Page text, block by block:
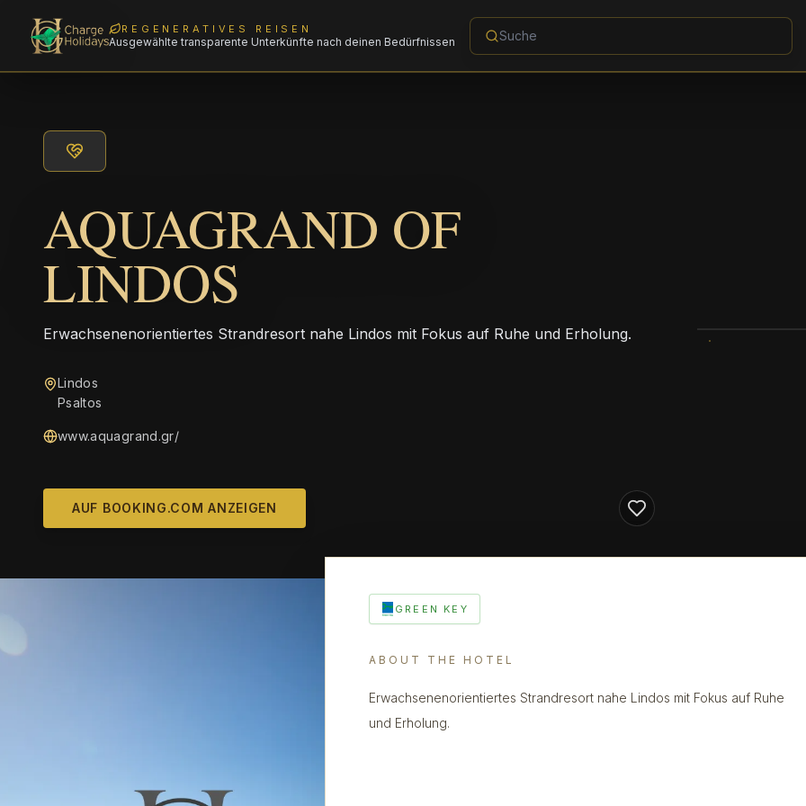
REGENERATIVES REISEN
Ausgewählte transparente Unterkünfte nach deinen Bedürfnissen
AQUAGRAND OF
LINDOS
Erwachsenenorientiertes Strandresort nahe Lindos mit Fokus auf Ruhe und Erholung.
Lindos
Psaltos
www.aquagrand.gr/
AUF BOOKING.COM ANZEIGEN
GREEN KEY
ABOUT THE HOTEL
Erwachsenenorientiertes Strandresort nahe Lindos mit Fokus auf Ruhe
und Erholung.